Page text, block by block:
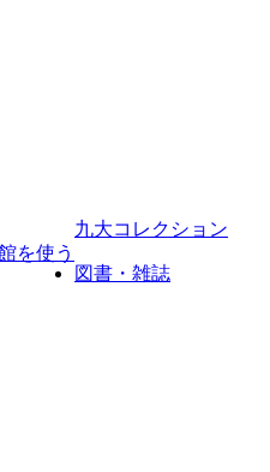
を使う
九大コレクション
図書・雑誌